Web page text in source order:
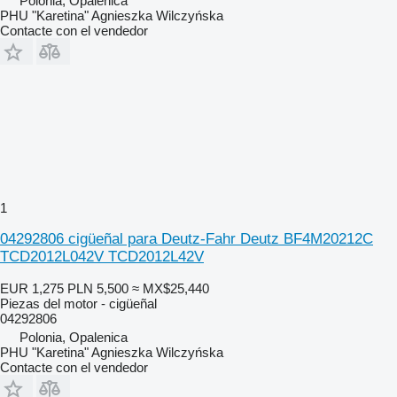
PHU "Karetina" Agnieszka Wilczyńska
Contacte con el vendedor
1
04292806 cigüeñal para Deutz-Fahr Deutz BF4M20212C
TCD2012L042V TCD2012L42V
EUR 1,275 PLN 5,500 ≈ MX$25,440
Piezas del motor - cigüeñal
04292806
Polonia, Opalenica
PHU "Karetina" Agnieszka Wilczyńska
Contacte con el vendedor